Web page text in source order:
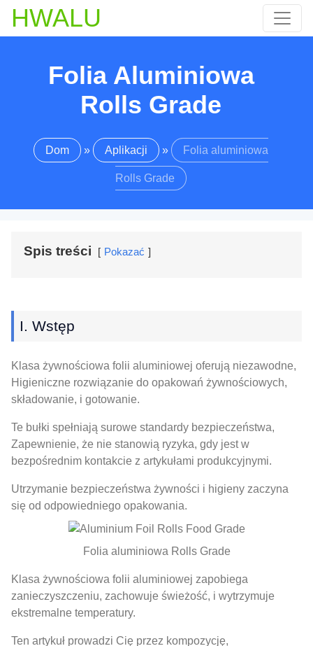
HWALU
Folia Aluminiowa
Rolls Grade
Dom » Aplikacji » Folia aluminiowa
Rolls Grade
Spis treści Pokazać
I. Wstęp
Klasa żywnościowa folii aluminiowej oferują niezawodne,
Higieniczne rozwiązanie do opakowań żywnościowych,
składowanie, i gotowanie.
Te bułki spełniają surowe standardy bezpieczeństwa,
Zapewnienie, że nie stanowią ryzyka, gdy jest w
bezpośrednim kontakcie z artykułami produkcyjnymi.
Utrzymanie bezpieczeństwa żywności i higieny zaczyna
się od odpowiedniego opakowania.
Folia aluminiowa Rolls Grade
Klasa żywnościowa folii aluminiowej zapobiega
zanieczyszczeniu, zachowuje świeżość, i wytrzymuje
ekstremalne temperatury.
Ten artykuł prowadzi Cię przez kompozycję,